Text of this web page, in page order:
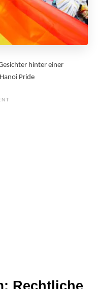
hinter einer
Pride
Rechtliche